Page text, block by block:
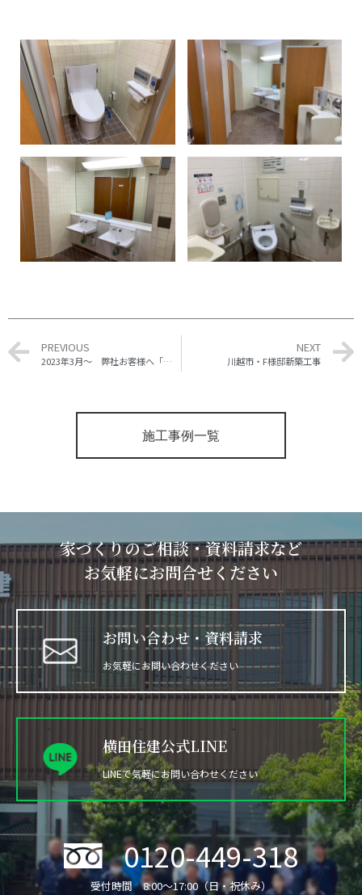
PREVIOUS
2023年3月～ 弊社お客様へ「安心の無料床下点検実施中」
NEXT
川越市・F様邸新築工事
施工事例一覧
家づくりのご相談・資料請求など
お気軽にお問合せください
お問い合わせ・資料請求
お気軽にお問い合わせください
横田住建公式LINE
LINEで気軽にお問い合わせください
0120-449-318
受付時間 8:00〜17:00（日・祝休み）